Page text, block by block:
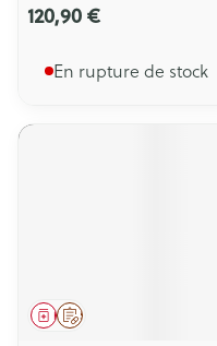
120,90 €
En rupture de stock
Sur prescription
Médicament